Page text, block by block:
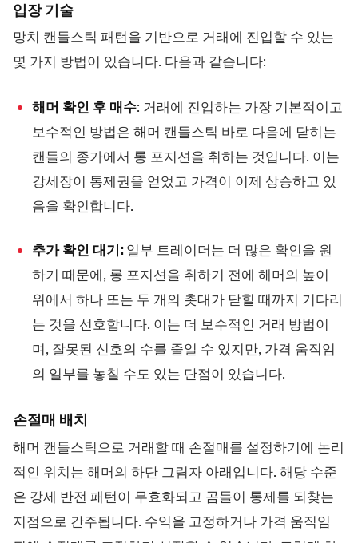
입장 기술
망치 캔들스틱 패턴을 기반으로 거래에 진입할 수 있는
몇 가지 방법이 있습니다. 다음과 같습니다:
해머 확인 후 매수: 거래에 진입하는 가장 기본적이고
보수적인 방법은 해머 캔들스틱 바로 다음에 닫히는
캔들의 종가에서 롱 포지션을 취하는 것입니다. 이는
강세장이 통제권을 얻었고 가격이 이제 상승하고 있
음을 확인합니다.
추가 확인 대기:일부 트레이더는 더 많은 확인을 원
하기 때문에, 롱 포지션을 취하기 전에 해머의 높이
위에서 하나 또는 두 개의 촛대가 닫힐 때까지 기다리
는 것을 선호합니다. 이는 더 보수적인 거래 방법이
며, 잘못된 신호의 수를 줄일 수 있지만, 가격 움직임
의 일부를 놓칠 수도 있는 단점이 있습니다.
손절매 배치
해머 캔들스틱으로 거래할 때 손절매를 설정하기에 논리
적인 위치는 해머의 하단 그림자 아래입니다. 해당 수준
은 강세 반전 패턴이 무효화되고 곰들이 통제를 되찾는
지점으로 간주됩니다. 수익을 고정하거나 가격 움직임